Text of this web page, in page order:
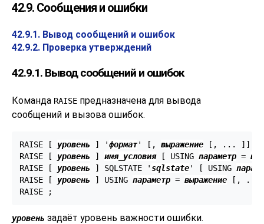
42.9. Сообщения и ошибки
42.9.1. Вывод сообщений и ошибок
42.9.2. Проверка утверждений
42.9.1. Вывод сообщений и ошибок
Команда RAISE предназначена для вывода
сообщений и вызова ошибок.
RAISE [ уровень ] 'формат' [ , выражение [ , ... ] ] [
RAISE [
уровень ] имя_условия [ USING параметр =
RAISE [
уровень ] SQLSTATE 'sqlstate' [ USING
RAISE [
уровень ] USING параметр = выражение [ , ...
уровень задаёт уровень важности ошибки.